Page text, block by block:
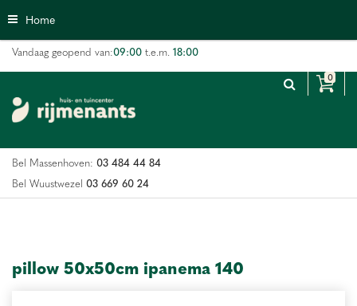
n
n
n
Home
Vandaag geopend van:09:00 t.e.m. 18:00
Bel Massenhoven: 03 484 44 84
Bel Wuustwezel 03 669 60 24
pillow 50x50cm ipanema 140